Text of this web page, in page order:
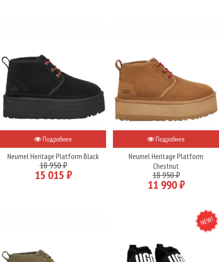
Подробнее
Neumel Heritage Platform Black
18 950 ₽
15 015 ₽
Подробнее
Neumel Heritage Platform
Chestnut
18 950 ₽
11 990 ₽
NEW